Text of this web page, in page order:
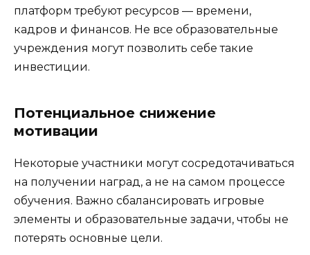
платформ требуют ресурсов — времени,
кадров и финансов. Не все образовательные
учреждения могут позволить себе такие
инвестиции.
Потенциальное снижение
мотивации
Некоторые участники могут сосредотачиваться
на получении наград, а не на самом процессе
обучения. Важно сбалансировать игровые
элементы и образовательные задачи, чтобы не
потерять основные цели.